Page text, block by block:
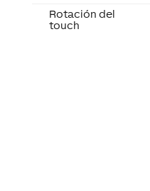
Rotación del
touch